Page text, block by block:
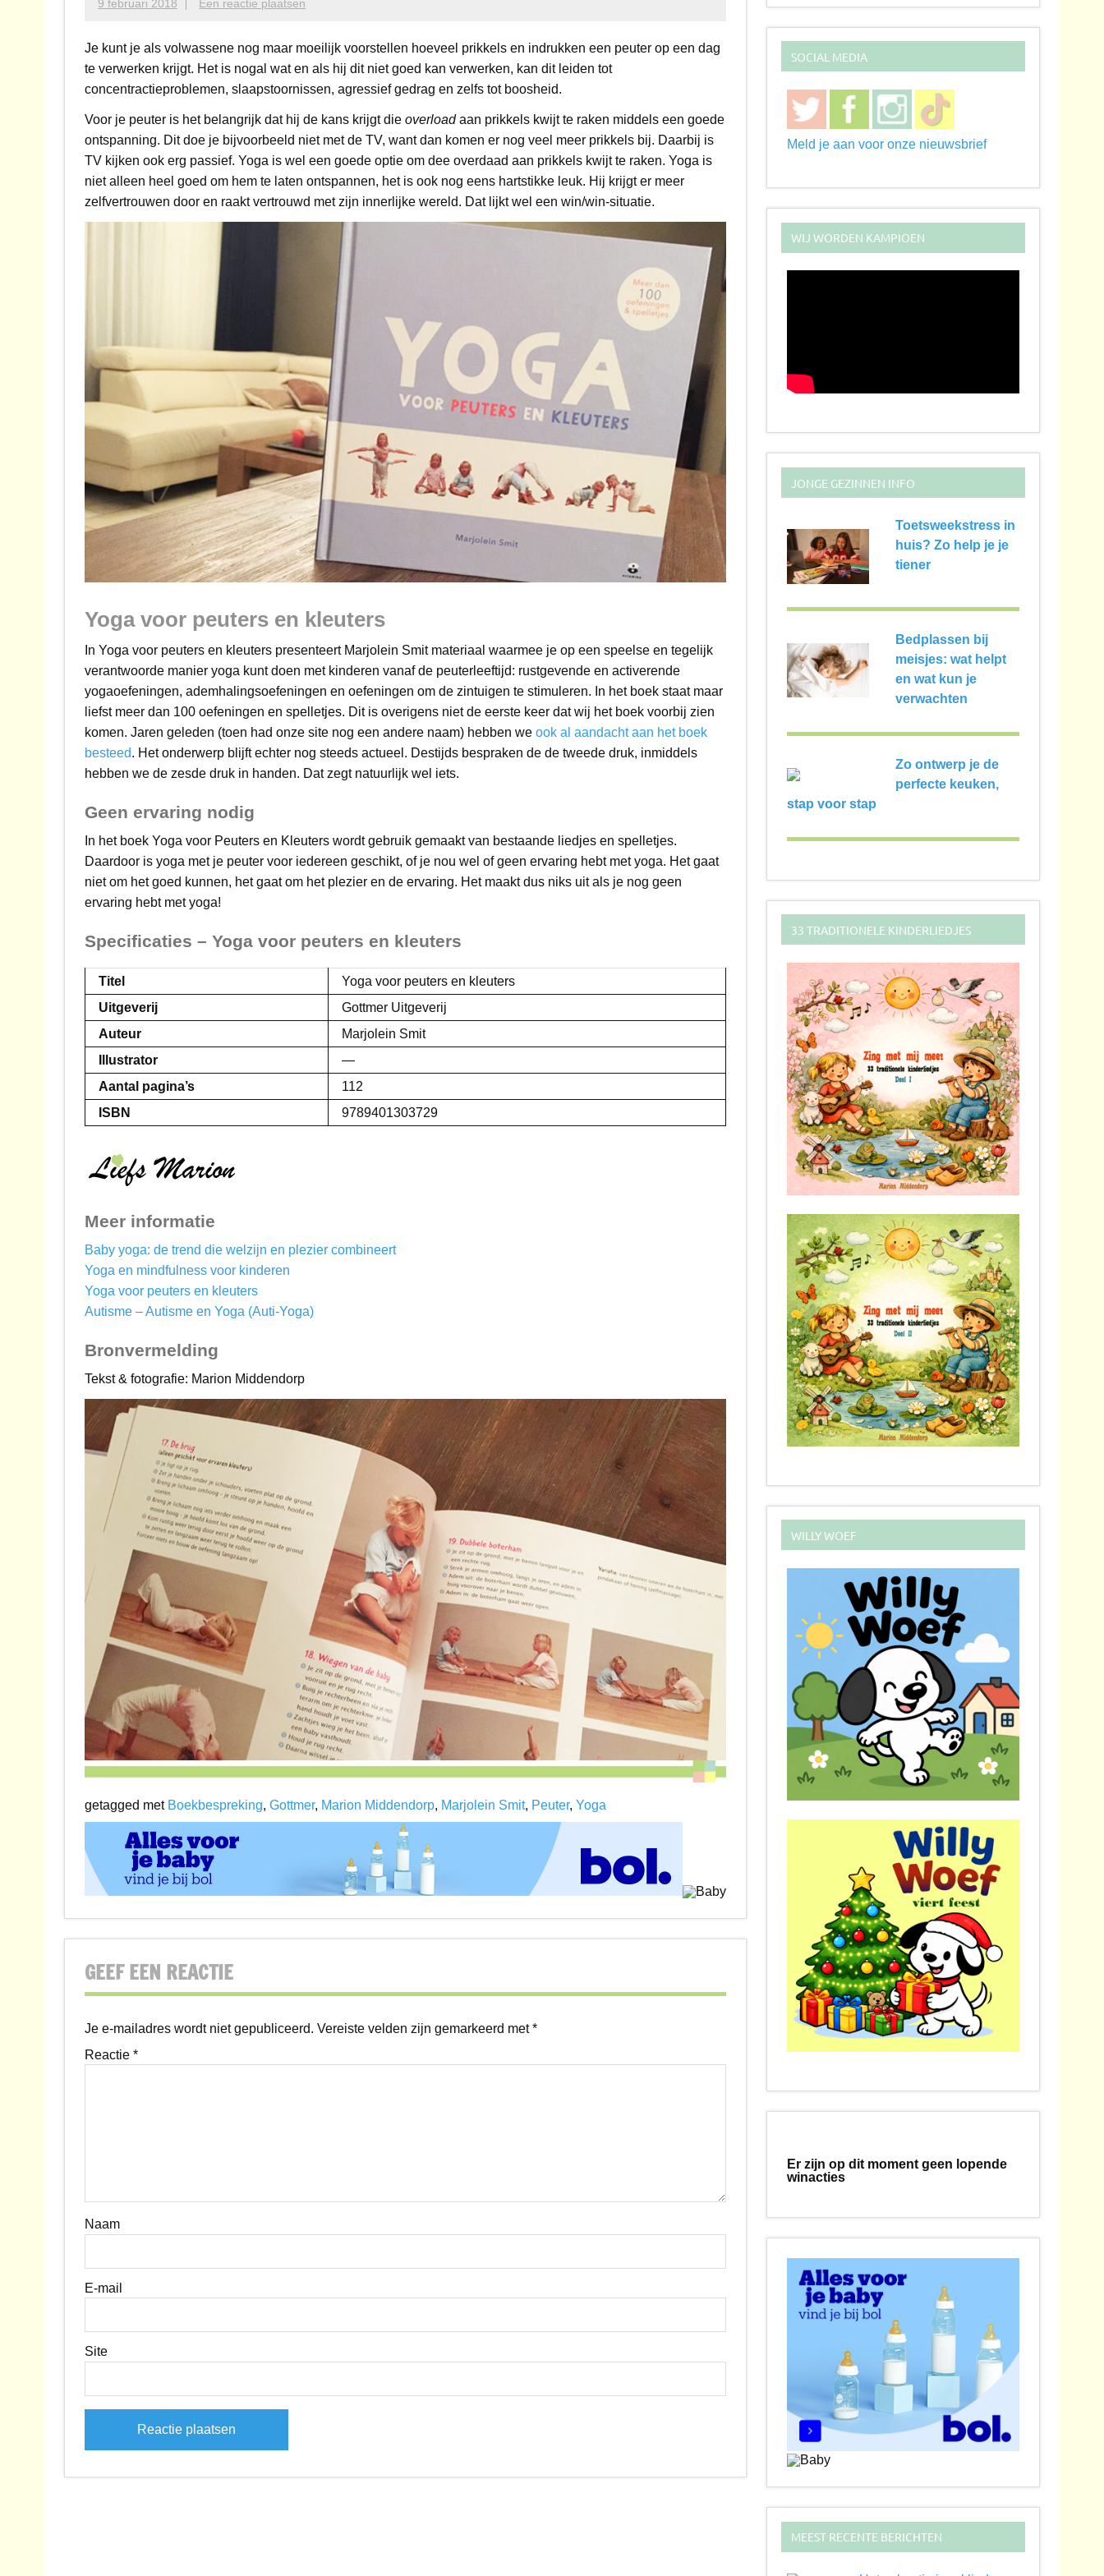
9 februari 2018 Een reactie plaatsen
Je kunt je als volwassene nog maar moeilijk voorstellen hoeveel prikkels en indrukken een peuter op een dag
te verwerken krijgt. Het is nogal wat en als hij dit niet goed kan verwerken, kan dit leiden tot
concentractieproblemen, slaapstoornissen, agressief gedrag en zelfs tot boosheid.
Voor je peuter is het belangrijk dat hij de kans krijgt die overloadaan prikkels kwijt te raken middels een goede
ontspanning. Dit doe je bijvoorbeeld niet met de TV, want dan komen er nog veel meer prikkels bij. Daarbij is
TV kijken ook erg passief. Yoga is wel een goede optie om dee overdaad aan prikkels kwijt te raken. Yoga is
niet alleen heel goed om hem te laten ontspannen, het is ook nog eens hartstikke leuk. Hij krijgt er meer
zelfvertrouwen door en raakt vertrouwd met zijn innerlijke wereld. Dat lijkt wel een win/win-situatie.
Yoga voor peuters en kleuters
In Yoga voor peuters en kleuters presenteert Marjolein Smit materiaal waarmee je op een speelse en tegelijk
verantwoorde manier yoga kunt doen met kinderen vanaf de peuterleeftijd: rustgevende en activerende
yogaoefeningen, ademhalingsoefeningen en oefeningen om de zintuigen te stimuleren. In het boek staat maar
liefst meer dan 100 oefeningen en spelletjes. Dit is overigens niet de eerste keer dat wij het boek voorbij zien
komen. Jaren geleden (toen had onze site nog een andere naam) hebben we ook al aandacht aan het boek
besteed. Het onderwerp blijft echter nog steeds actueel. Destijds bespraken de de tweede druk, inmiddels
hebben we de zesde druk in handen. Dat zegt natuurlijk wel iets.
Geen ervaring nodig
In het boek Yoga voor Peuters en Kleuters wordt gebruik gemaakt van bestaande liedjes en spelletjes.
Daardoor is yoga met je peuter voor iedereen geschikt, of je nou wel of geen ervaring hebt met yoga. Het gaat
niet om het goed kunnen, het gaat om het plezier en de ervaring. Het maakt dus niks uit als je nog geen
ervaring hebt met yoga!
Specificaties – Yoga voor peuters en kleuters
Titel
Yoga voor peuters en kleuters
Uitgeverij
Gottmer Uitgeverij
Auteur
Marjolein Smit
Illustrator
—
Aantal pagina’s
112
ISBN
9789401303729
Meer informatie
Baby yoga: de trend die welzijn en plezier combineert
Yoga en mindfulness voor kinderen
Yoga voor peuters en kleuters
Autisme – Autisme en Yoga (Auti-Yoga)
Bronvermelding
Tekst & fotografie: Marion Middendorp
getagged met Boekbespreking, Gottmer, Marion Middendorp, Marjolein Smit, Peuter, Yoga
GEEF EEN REACTIE
Je e-mailadres wordt niet gepubliceerd. Vereiste velden zijn gemarkeerd met*
Reactie *
Naam
E-mail
Site
SOCIAL MEDIA
Meld je aan voor onze nieuwsbrief
WIJ WORDEN KAMPIOEN
JONGE GEZINNEN INFO
Toetsweekstress in
huis? Zo help je je
tiener
Bedplassen bij
meisjes: wat helpt
en wat kun je
verwachten
Zo ontwerp je de
perfecte keuken,
stap voor stap
33 TRADITIONELE KINDERLIEDJES
WILLY WOEF
Er zijn op dit moment geen lopende
winacties
MEEST RECENTE BERICHTEN